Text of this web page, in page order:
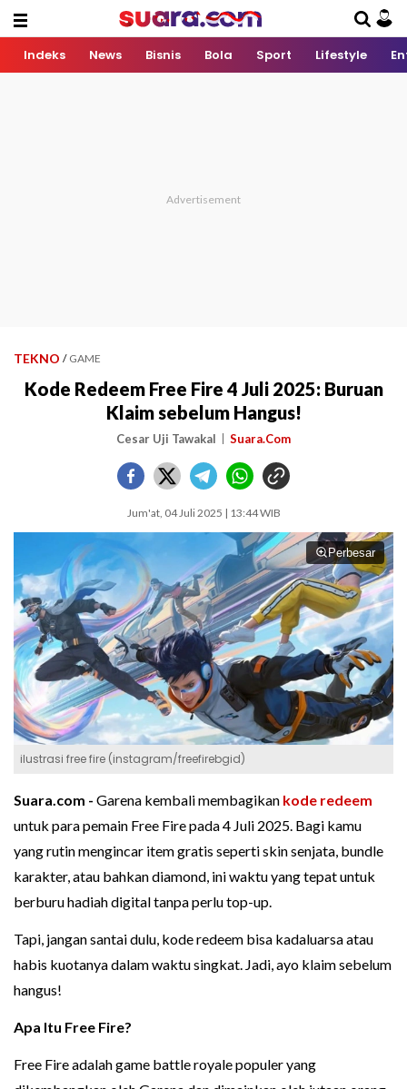
Indeks News Bisnis Bola Sport Lifestyle
TEKNO / GAME
Kode Redeem Free Fire 4 Juli 2025: Buruan
Klaim sebelum Hangus!
Cesar Uji Tawakal Suara.Com
Jum'at, 04 Juli 2025 | 13:44 WIB
Perbesar
ilustrasi free fire (instagram/freefirebgid)
Suara.com - Garena kembali membagikan kode redeem
untuk para pemain Free Fire pada 4 Juli 2025. Bagi kamu
yang rutin mengincar item gratis seperti skin senjata, bundle
karakter, atau bahkan diamond, ini waktu yang tepat untuk
berburu hadiah digital tanpa perlu top-up.
Tapi, jangan santai dulu, kode redeem bisa kadaluarsa atau
habis kuotanya dalam waktu singkat. Jadi, ayo klaim sebelum
hangus!
Apa Itu Free Fire?
Free Fire adalah game battle royale populer yang